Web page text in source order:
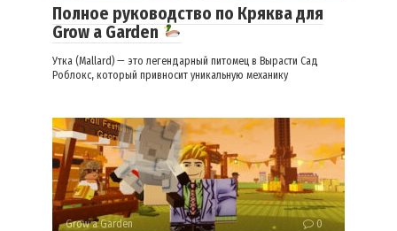
Полное руководство по Кряква для
Grow a Garden
Утка (Mallard) — это легендарный питомец в Вырасти Сад
Роблокс, который привносит уникальную механику
Grow a Garden 0